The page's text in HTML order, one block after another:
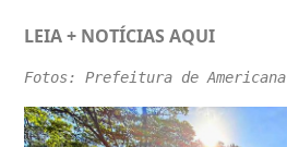
LEIA + NOTÍCIAS AQUI
Fotos: Prefeitura de Americana